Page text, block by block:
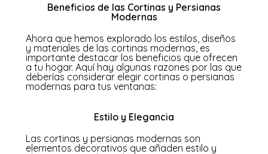
Beneficios de las Cortinas y Persianas
Modernas
Ahora que hemos explorado los estilos, diseños
y materiales de las cortinas modernas, es
importante destacar los beneficios que ofrecen
a tu hogar. Aquí hay algunas razones por las que
deberías considerar elegir cortinas o persianas
modernas para tus ventanas:
Estilo y Elegancia
Las cortinas y persianas modernas son
elementos decorativos que añaden estilo y